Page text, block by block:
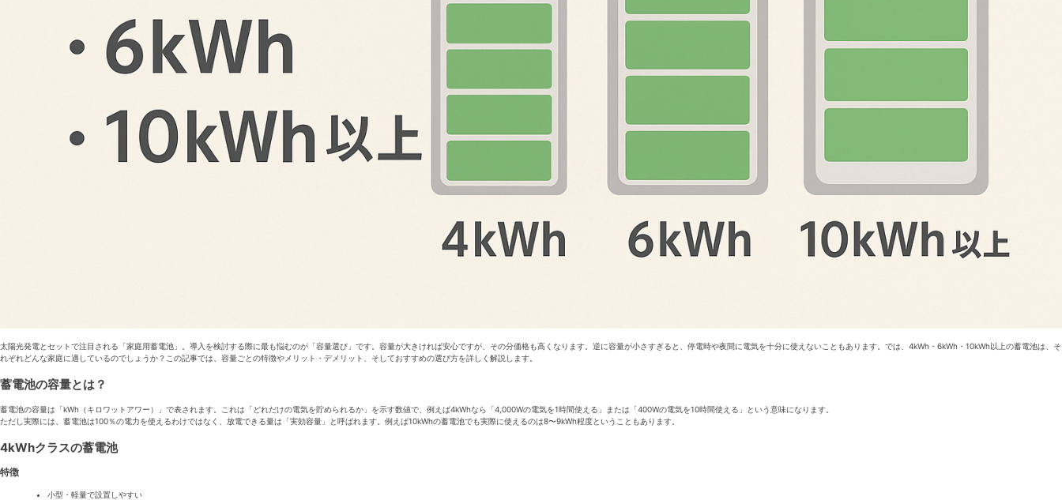
太陽光発電とセットで注目される「家庭用蓄電池」。導入を検討する際に最も悩むのが「容量選び」です。容量が大きければ安心ですが、その分価格も高くなります。逆に容量が小さすぎると、停電時や夜間に電気を十分に使えないこともあります。では、4kWh・6kWh・10kWh以上の蓄電池は、そ
れぞれどんな家庭に適しているのでしょうか？この記事では、容量ごとの特徴やメリット・デメリット、そしておすすめの選び方を詳しく解説します。
蓄電池の容量とは？
蓄電池の容量は「kWh（キロワットアワー）」で表されます。これは「どれだけの電気を貯められるか」を示す数値で、例えば4kWhなら「4,000Wの電気を1時間使える」または「400Wの電気を10時間使える」という意味になります。
ただし実際には、蓄電池は100％の電力を使えるわけではなく、放電できる量は「実効容量」と呼ばれます。例えば10kWhの蓄電池でも実際に使えるのは8〜9kWh程度ということもあります。
4kWhクラスの蓄電池
特徴
小型・軽量で設置しやすい